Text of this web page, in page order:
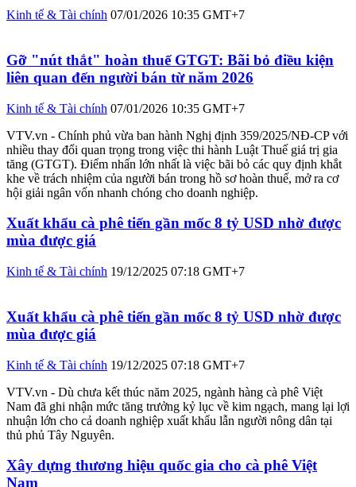
Kinh tế & Tài chính 07/01/2026 10:35 GMT+7
liên quan đến người bán từ năm 2026
Kinh tế & Tài chính
VTV.vn - Chính phủ vừa ban hành Nghị định 359/2025/NĐ-CP với
nhiều thay đổi quan trọng trong việc thi hành Luật Thuế giá trị gia
tăng (GTGT). Điểm nhấn lớn nhất là việc bãi bỏ các quy định khắt
khe về trách nhiệm của người bán trong hồ sơ hoàn thuế, mở ra cơ
hội giải ngân vốn nhanh chóng cho doanh nghiệp.
Xuất khẩu cà phê tiến gần mốc 8 tỷ USD nhờ được
mùa được giá